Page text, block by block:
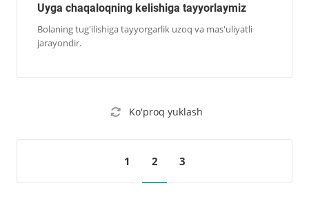
Bolaning tug'ilishiga tayyorgarlik uzoq va mas'uliyatli
jarayondir.
Uyga chaqaloqning kelishiga tayyorlaymiz
Ko'proq yuklash
1 2 3